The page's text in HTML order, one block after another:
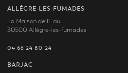
ALLÈGRE-LES-FUMADES
La Maison de l'Eau
30500 Allègre-les-fumades
04 66 24 80 24
BARJAC